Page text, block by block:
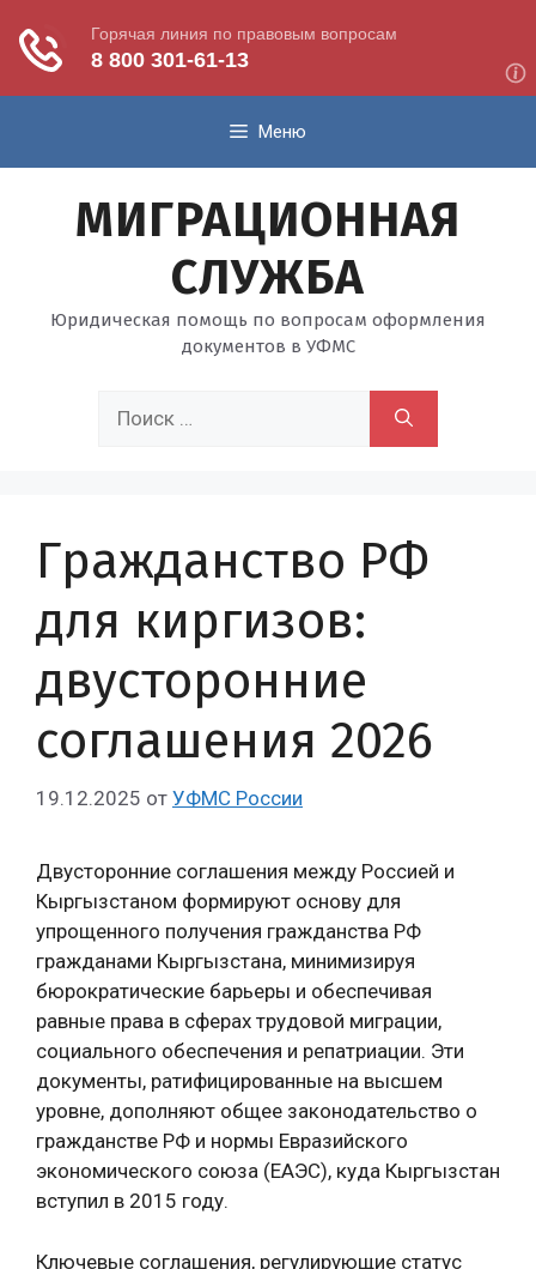
содержимому
Меню
МИГРАЦИОННАЯ
СЛУЖБА
Юридическая помощь по вопросам оформления
документов в УФМС
Гражданство РФ
для киргизов:
двусторонние
соглашения 2026
19.12.2025 от УФМС России
Двусторонние соглашения между Россией и
Кыргызстаном формируют основу для
упрощенного получения гражданства РФ
гражданами Кыргызстана, минимизируя
бюрократические барьеры и обеспечивая
равные права в сферах трудовой миграции,
социального обеспечения и репатриации. Эти
документы, ратифицированные на высшем
уровне, дополняют общее законодательство о
гражданстве РФ и нормы Евразийского
экономического союза (ЕАЭС), куда Кыргызстан
вступил в 2015 году.
Ключевые соглашения, регулирующие статус